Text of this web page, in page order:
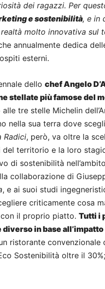
dei ragazzi. Per
e sostenibilità, e in
molto innovativa sul
annualmente dedica
esterni.
dello chef Angelo
stellate più famose del
tre stelle Michelin
nella sua terra dove
Radici, però, va oltre la
territorio e la loro
di sostenibilità
collaborazione di
, e ai suoi studi
criticamente cosa
il proprio piatto. Tutti i
in base
ristorante
Sostenibilità oltre il